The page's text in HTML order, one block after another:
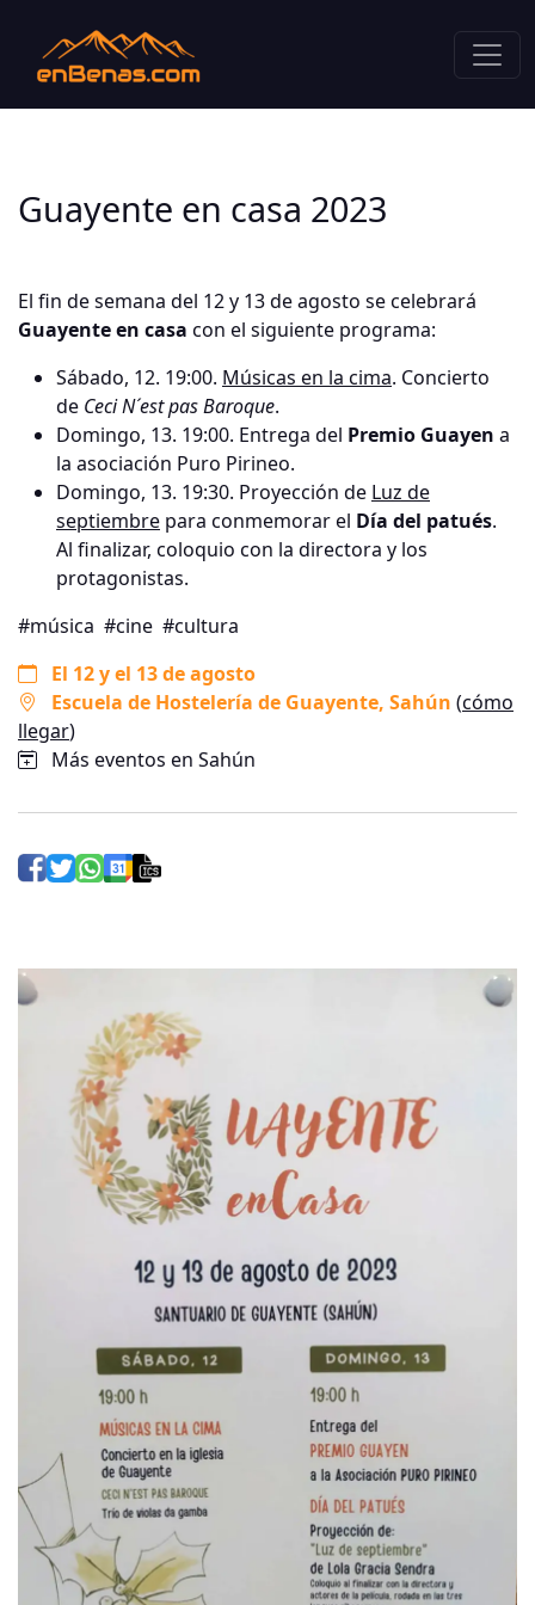
Guayente en casa 2023
El fin de semana del 12 y 13 de agosto se celebrará
Guayente en casa con el siguiente programa:
Sábado, 12. 19:00. Músicas en la cima. Concierto
de Ceci N´est pas Baroque.
Domingo, 13. 19:00. Entrega del Premio Guayen a
la asociación Puro Pirineo.
Domingo, 13. 19:30. Proyección de Luz de
septiembre para conmemorar el Día del patués.
Al finalizar, coloquio con la directora y los
protagonistas.
#música #cine #cultura
El 12 y el 13 de agosto
Escuela de Hostelería de Guayente, Sahún (cómo
llegar)
Más eventos en Sahún